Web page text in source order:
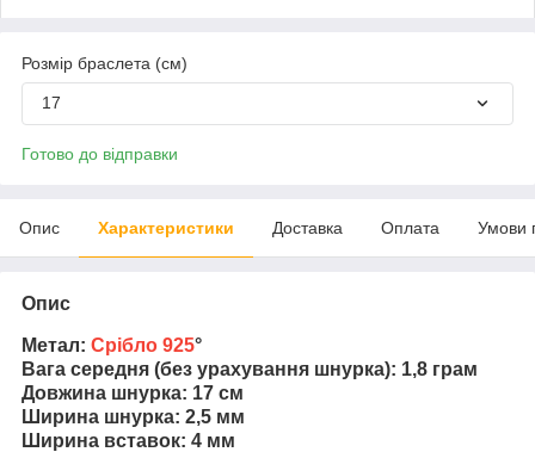
Розмір браслета (см)
17
Готово до відправки
Опис Характеристики Доставка Оплата Умови
Опис
Метал: Срібло 925°
Вага середня (без урахування шнурка): 1,8 грам
Довжина шнурка: 17 см
Ширина шнурка: 2,5 мм
Ширина вставок: 4 мм